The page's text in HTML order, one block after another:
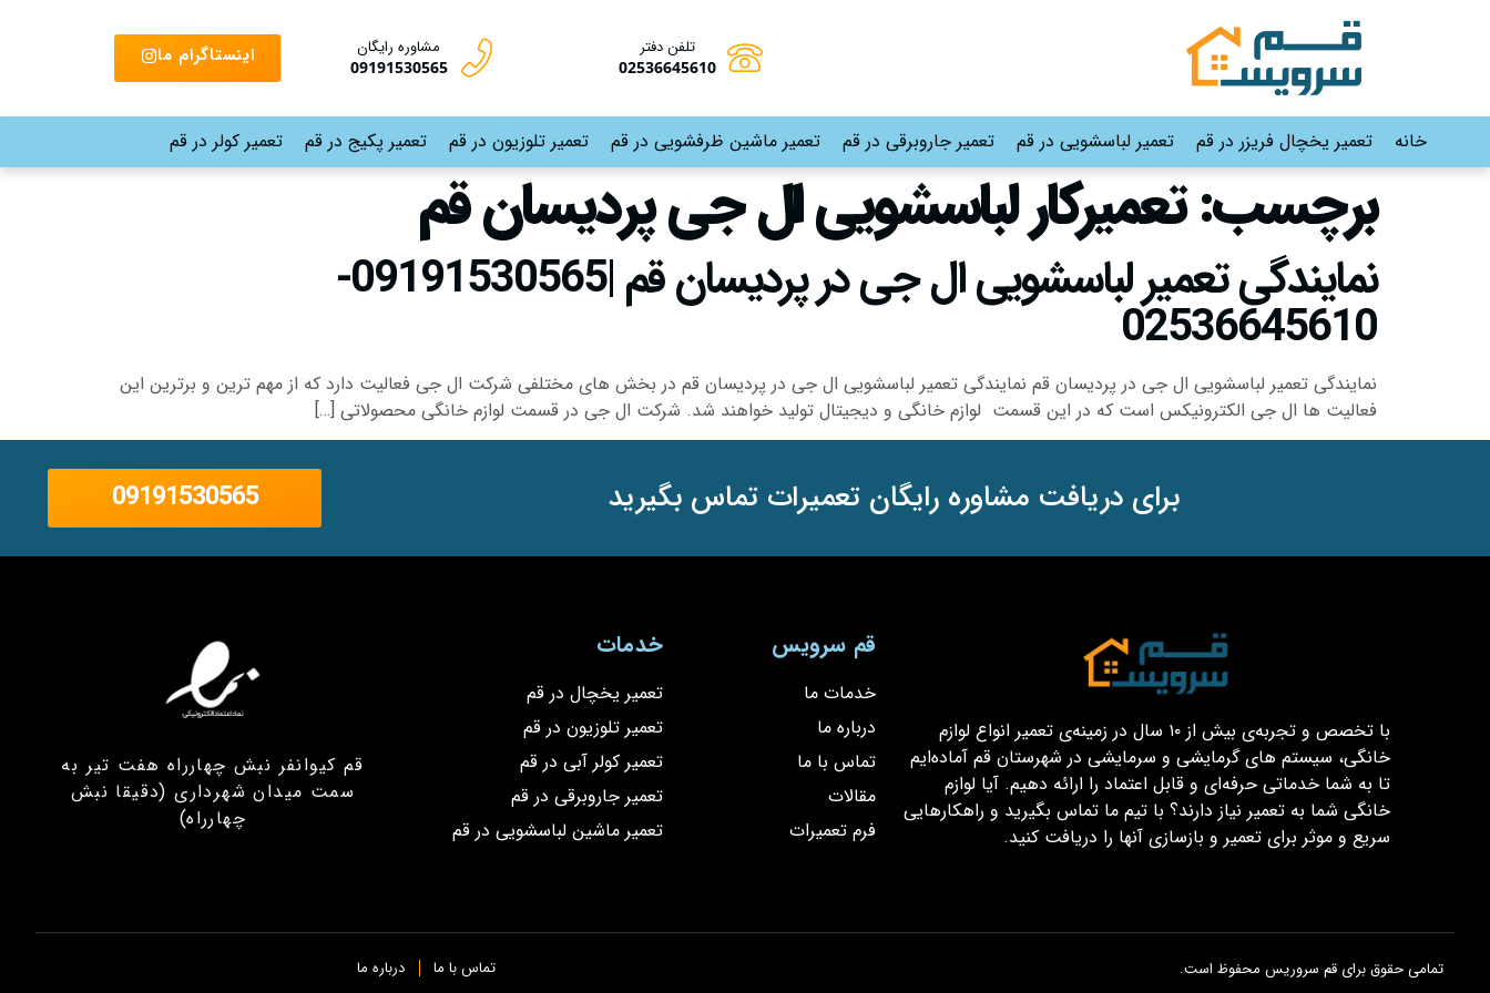
تلفن دفتر
02536645610
مشاوره رایگان
09191530565 اینستاگرام ما
خانه تعمیر یخچال فریزر در قم تعمیر لباسشویی در قم تعمیر جاروبرقی در قم تعمیر ماشین ظرفشویی در قم تعمیر تلوزیون در قم تعمیر پکیج در قم تعمیر کولر در قم
برچسب:تعمیرکار لباسشویی ال جی پردیسان قم
نمایندگی تعمیر لباسشویی ال جی در پردیسان قم |09191530565-
02536645610
نمایندگی تعمیر لباسشویی ال جی در پردیسان قم نمایندگی تعمیر لباسشویی ال جی در پردیسان قم در بخش های مختلفی شرکت ال جی فعالیت دارد که از مهم ترین و برترین این
فعالیت ها ال جی الکترونیکس است که در این قسمت لوازم خانگی و دیجیتال تولید خواهند شد. شرکت ال جی در قسمت لوازم خانگی محصولاتی […]
برای دریافت مشاوره رایگان تعمیرات تماس بگیرید 09191530565
با تخصص و تجربه‌ی بیش از ۱۰ سال در زمینه‌ی تعمیر انواع لوازم
خانگی، سیستم های گرمایشی و سرمایشی در شهرستان قم آماده‌ایم
تا به شما خدماتی حرفه‌ای و قابل اعتماد را ارائه دهیم. آیا لوازم
خانگی شما به تعمیر نیاز دارند؟ با تیم ما تماس بگیرید و راهکارهایی
سریع و موثر برای تعمیر و بازسازی آنها را دریافت کنید.
قم سرویس
خدمات ما
درباره ما
تماس با ما
مقالات
فرم تعمیرات
خدمات
تعمیر یخچال در قم
تعمیر تلوزیون در قم
تعمیر کولر آبی در قم
تعمیر جاروبرقی در قم
تعمیر ماشین لباسشویی در قم
قم کیوانفر نبش چهارراه هفت تیر به
سمت میدان شهرداری (دقیقا نبش
چهارراه)
تمامی حقوق برای قم سروریس محفوظ است. تماس با ما درباره ما